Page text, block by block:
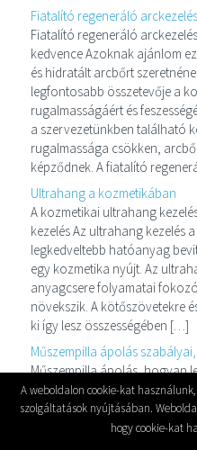
Fiatalító regeneráló
Fiatalító regeneráló
kedvence Azoknak ajánlom
és hidratált arcbőrt
legfontosabb összetevője a
rugalmasságáért és
a szervezetünkben található
rugalmassága csökken,
képződnek. A fiatalító
Ultrahang a kozmetikában
A kozmetikai ultrahang
kezelés Az ultrahang kezelés
legkedveltebb hatóanyag
egy kozmetika nyújt. Az
anyagcsere folyamatai
növekszik. A kötőszövetekre
ki így lesz összességében […]
Műszempilla ápolás
Műszempilla ápolás, hogyan
tartósabb A műszempilla
megfeledkeznek, mikor
műszempillára ugyanis
és odafigyeléssel a
A weboldalon cookie-kat
szolgáltatások nyújtásában.
hogy cookie-kat